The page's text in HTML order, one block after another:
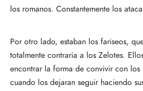
los romanos. Constantemente los
Por otro lado, estaban los fariseos,
totalmente contraria a los Zelotes.
encontrar la forma de convivir con los
cuando los dejaran seguir haciendo